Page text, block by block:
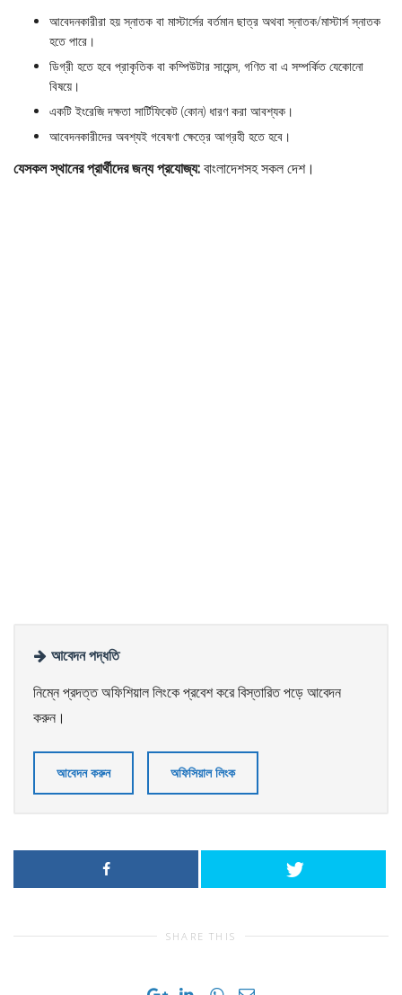
আবেদনকারীরা হয় স্নাতক বা মাস্টার্সের বর্তমান ছাত্র অথবা স্নাতক/মাস্টার্স স্নাতক
হতে পারে।
ডিগ্রী হতে হবে প্রাকৃতিক বা কম্পিউটার সায়েন্স, গণিত বা এ সম্পর্কিত যেকোনো
বিষয়ে।
একটি ইংরেজি দক্ষতা সার্টিফিকেট (কোন) ধারণ করা আবশ্যক।
আবেদনকারীদের অবশ্যই গবেষণা ক্ষেত্রে আগ্রহী হতে হবে।
যেসকল স্থানের প্রার্থীদের জন্য প্রযোজ্য:বাংলাদেশসহ সকল দেশ।
আবেদন পদ্ধতি
নিম্নে প্রদত্ত অফিশিয়াল লিংকে প্রবেশ করে বিস্তারিত পড়ে আবেদন
করুন।
আবেদন করুন অফিসিয়াল লিংক
SHARE THIS